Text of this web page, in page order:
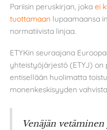
Pariisin peruskirjan, joka ei
tuottamaan lupaamaansa
normatiivista linjaa.
ETYKin seuraajana
yhteistyöjärjestö (ETYJ)
entisellään huolimatta
monenkeskisyyden
Venäjän